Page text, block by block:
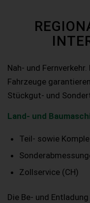
Nah- und
Fahrzeuge
Stückgut- und
Land- und
Teil- sowie
Zollservice (CH)
Die Be- und